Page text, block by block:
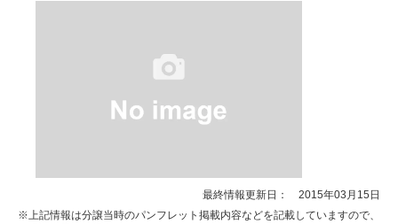
最終情報更新日： 2015年03月15日
※上記情報は分譲当時のパンフレット掲載内容などを記載していますので、